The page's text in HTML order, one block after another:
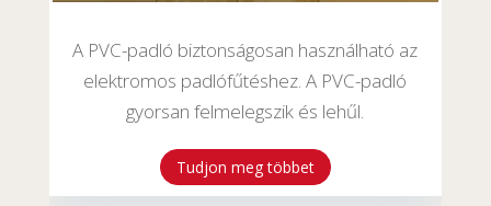
A PVC-padló biztonságosan használható az
elektromos padlófűtéshez. A PVC-padló
gyorsan felmelegszik és lehűl.
Tudjon meg többet